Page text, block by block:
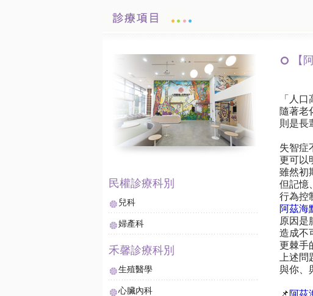
兒科
婦產科
生殖醫學
心臟內科
【
「人
隨著老
則是長
失智症
更可以
雖然初
但記憶
行為控
阿茲海
原因是
造成不
更棘手
上述
與你、